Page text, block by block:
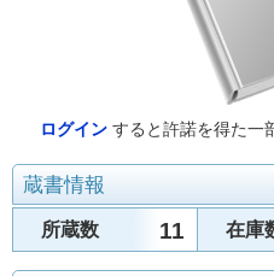
ログイン すると許諾を得た一
蔵書情報
所蔵数 11 在庫